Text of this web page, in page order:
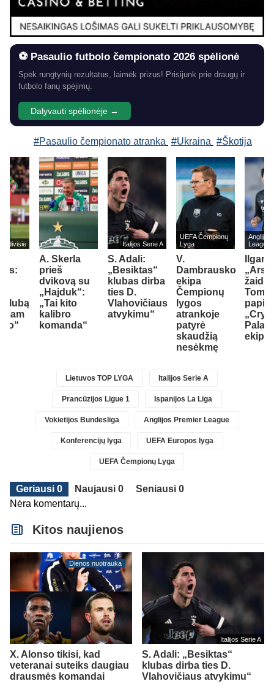
⚽ Pasaulio futbolo čempionato 2026 spėlionė
Spėk rungtynių rezultatus, laimėk prizus! Prisijunk prie draugų ir
futbolo fanų spėjimų.
Dalyvauti spėlionėje →
#Pasaulio čempionato atranka #Ukraina #Škotija
klubą
jam
A. Skerla
prieš
dvikovą su
„Hajduk“:
„Tai kito
kalibro
komanda“
Italijos Serie A
S. Adali:
„Besiktas“
klubas dirba
ties D.
Vlahovičiaus
atvykimu“
UEFA Čempionų
Lyga
V.
Dambrausko
ekipa
Čempionų
lygos
atrankoje
patyrė
skaudžią
nesėkmę
Anglijos
League
ekipą
Lietuvos TOP LYGA Italijos Serie A
Prancūzijos Ligue 1 Ispanijos La Liga
Vokietijos Bundesliga Anglijos Premier League
Konferencijų lyga UEFA Europos lyga
UEFA Čempionų Lyga
Geriausi 0 Naujausi 0
Seniausi 0
Nėra komentarų...
Kitos naujienos
Dienos nuotrauka
X. Alonso tikisi, kad
veteranai suteiks daugiau
drausmės komandai
Italijos Serie A
S. Adali: „Besiktas“
klubas dirba ties D.
Vlahovičiaus atvykimu“